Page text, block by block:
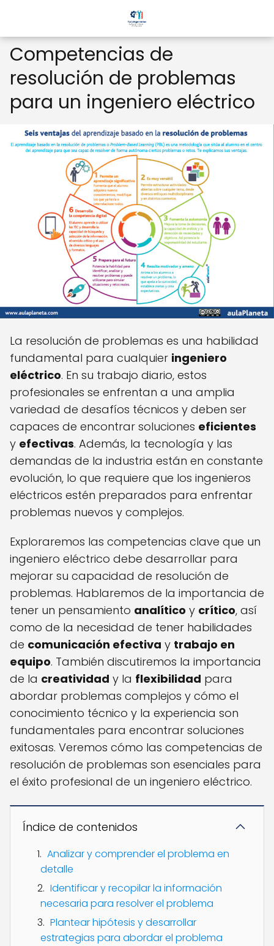
Competencias de
resolución de problemas
para un ingeniero eléctrico
La resolución de problemas es una habilidad
fundamental para cualquier ingeniero
eléctrico. En su trabajo diario, estos
profesionales se enfrentan a una amplia
variedad de desafíos técnicos y deben ser
capaces de encontrar soluciones eficientes
y efectivas. Además, la tecnología y las
demandas de la industria están en constante
evolución, lo que requiere que los ingenieros
eléctricos estén preparados para enfrentar
problemas nuevos y complejos.
Exploraremos las competencias clave que un
ingeniero eléctrico debe desarrollar para
mejorar su capacidad de resolución de
problemas. Hablaremos de la importancia de
tener un pensamiento analítico y crítico, así
como de la necesidad de tener habilidades
de comunicación efectiva y trabajo en
equipo. También discutiremos la importancia
de la creatividad y la flexibilidad para
abordar problemas complejos y cómo el
conocimiento técnico y la experiencia son
fundamentales para encontrar soluciones
exitosas. Veremos cómo las competencias de
resolución de problemas son esenciales para
el éxito profesional de un ingeniero eléctrico.
Índice de contenidos
Analizar y comprender el problema en
detalle
Identificar y recopilar la información
necesaria para resolver el problema
Plantear hipótesis y desarrollar
estrategias para abordar el problema